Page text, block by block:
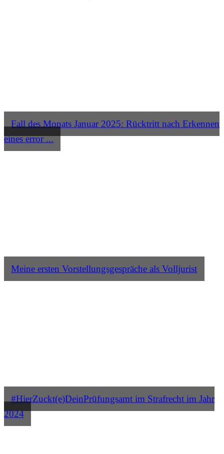
Fall des Monats Januar 2025: Rücktritt nach Erkennen
eines error ...
Meine ersten Vorstellungsgespräche als Volljurist
#HierZuckt(e)DeinPrüfungsamt im Strafrecht im Jahr
2024